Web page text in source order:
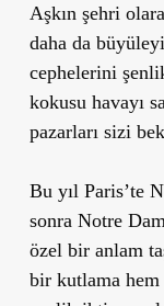
Aşkın şehri
daha da
cephelerini
kokusu havayı
pazarları sizi
Bu yıl Paris’te
sonra Notre
özel bir anlam
bir kutlama hem